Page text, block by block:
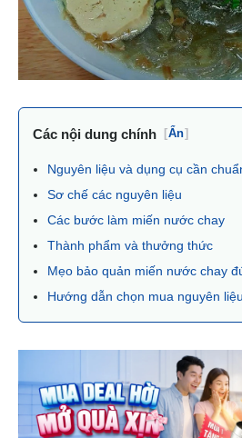
Các nội dung chính [Ẩn]
Nguyên liệu và dụng cụ cần
Sơ chế các nguyên liệu
Các bước làm miến nước chay
Thành phẩm và thưởng thức
Mẹo bảo quản miến nước chay
Hướng dẫn chọn mua nguyên